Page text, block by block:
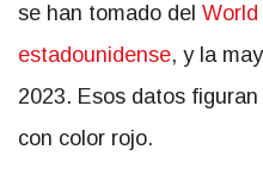
se han tomado del
estadounidense, y la
2023. Esos datos
con color rojo.